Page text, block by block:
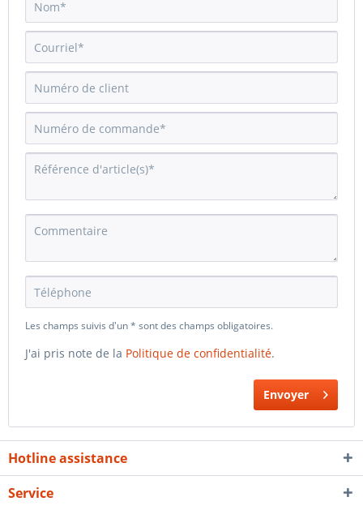
Les champs suivis d'un * sont des champs obligatoires.
J'ai pris note de la Politique de confidentialité.
Envoyer
Hotline assistance
Service